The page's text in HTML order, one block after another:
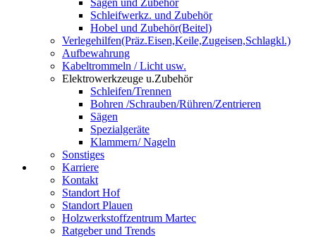
Sägen und Zubehör
Schleifwerkz. und Zubehör
Hobel und Zubehör(Beitel)
Verlegehilfen(Präz.Eisen,Keile,Zugeisen,Schlagkl.)
Aufbewahrung
Kabeltrommeln / Licht usw.
Elektrowerkzeuge u.Zubehör
Schleifen/Trennen
Bohren /Schrauben/Rühren/Zentrieren
Sägen
Spezialgeräte
Klammern/ Nageln
Sonstiges
Karriere
Kontakt
Standort Hof
Standort Plauen
Holzwerkstoffzentrum Martec
Ratgeber und Trends